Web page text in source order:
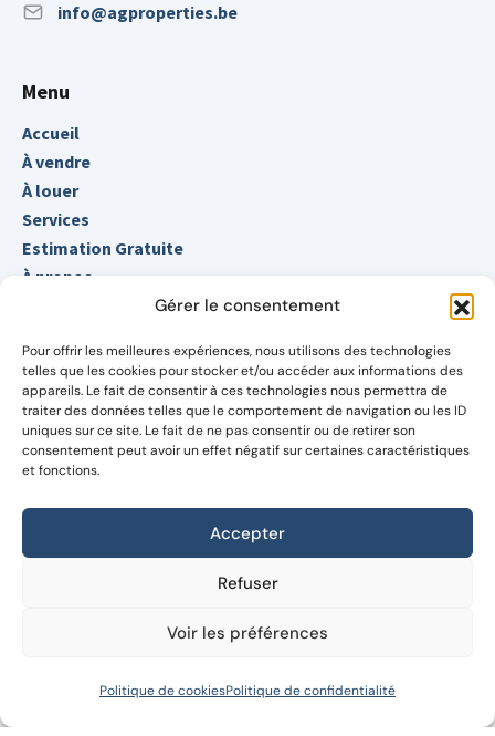
Gérer le consentement
Pour offrir les meilleures expériences, nous utilisons des technologies
telles que les cookies pour stocker et/ou accéder aux informations des
appareils. Le fait de consentir à ces technologies nous permettra de
traiter des données telles que le comportement de navigation ou les ID
uniques sur ce site. Le fait de ne pas consentir ou de retirer son
consentement peut avoir un effet négatif sur certaines caractéristiques
et fonctions.
Accepter
Refuser
Voir les préférences
Politique de cookiesPolitique de confidentialité
info@agproperties.be
Menu
Accueil
À vendre
À louer
Services
Estimation Gratuite
À propos
Nos services
Vente
Location
Estimation immobilier
Simulateur emprunt
Prendre rendez-vous
Demander votre estimation détaillée et gratuite pour
Anthony Gokinan